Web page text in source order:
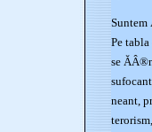
Suntem
Pe
se
neant,